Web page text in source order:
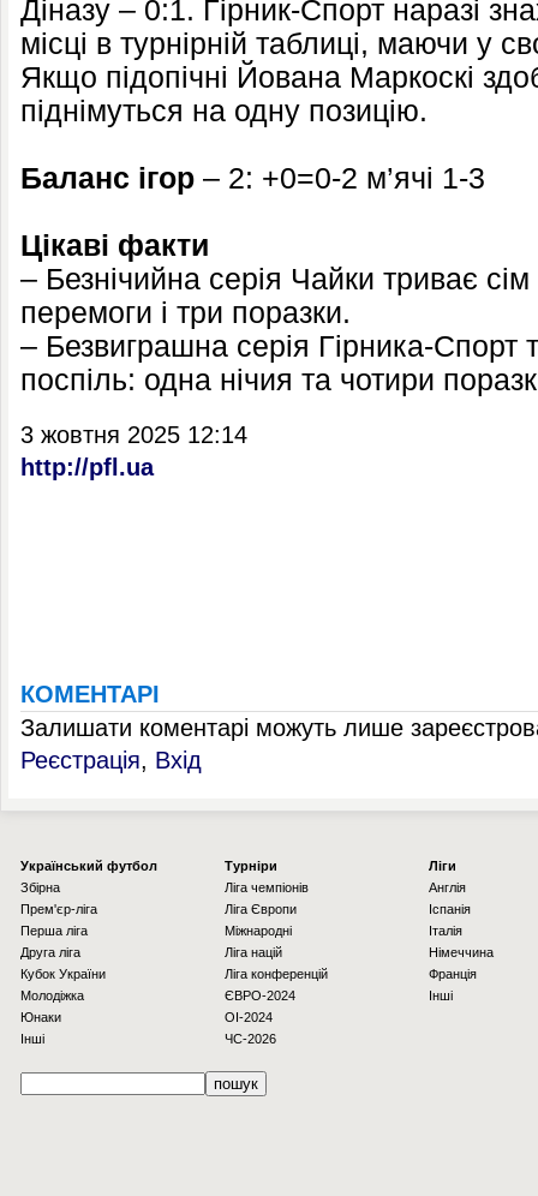
Діназу – 0:1. Гірник-Спорт наразі
місці в турнірній таблиці, маючи у
Якщо підопічні Йована Маркоскі
піднімуться на одну позицію.
Баланс ігор – 2: +0=0-2 м’ячі 1-3
Цікаві факти
– Безнічийна серія Чайки триває
перемоги і три поразки.
– Безвиграшна серія Гірника-Спорт
поспіль: одна нічия та чотири
3 жовтня 2025 12:14
http://pfl.ua
КОМЕНТАРІ
Залишати коментарі можуть лише
Реєстрація, Вхід
Українcький футбол
Збірна
Прем'єр-ліга
Перша ліга
Друга ліга
Кубок України
Молодіжка
Юнаки
Інші
Турніри
Ліга чемпіонів
Ліга Європи
Міжнародні
Ліга націй
Ліга конференцій
ЄВРО-2024
OI-2024
ЧС-2026
Ліги
Англія
Іспанія
Італія
Німеччина
Франція
Інші